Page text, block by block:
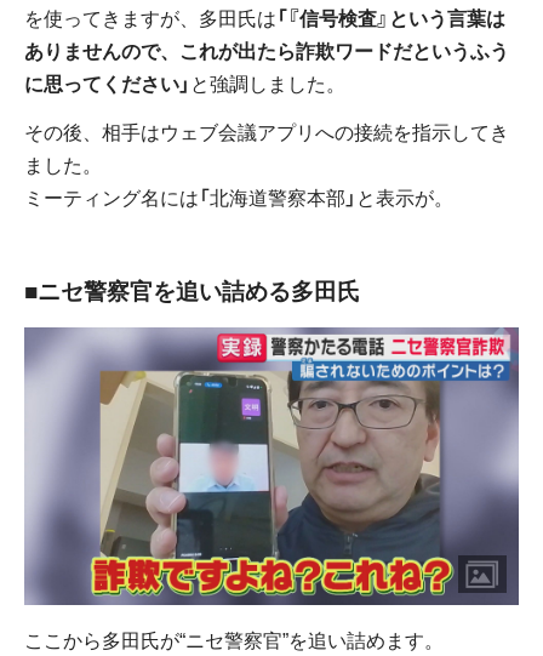
を使ってきますが、多田氏は「『信号検査』という言葉は
ありませんので、これが出たら詐欺ワードだというふう
に思ってください」 と強調しました。
その後、相手はウェブ会議アプリへの接続を指示してき
ました。
ミーティング名には「北海道警察本部」と表示が。
■ニセ警察官を追い詰める多田氏
ここから多田氏が“ニセ警察官”を追い詰めます。